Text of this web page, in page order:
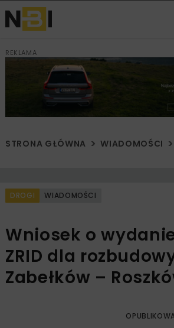
REKLAMA
STRONA GŁÓWNA WIADOMOŚCI
DROGI WIADOMOŚCI
Wniosek o
ZRID dla
Zabełków –